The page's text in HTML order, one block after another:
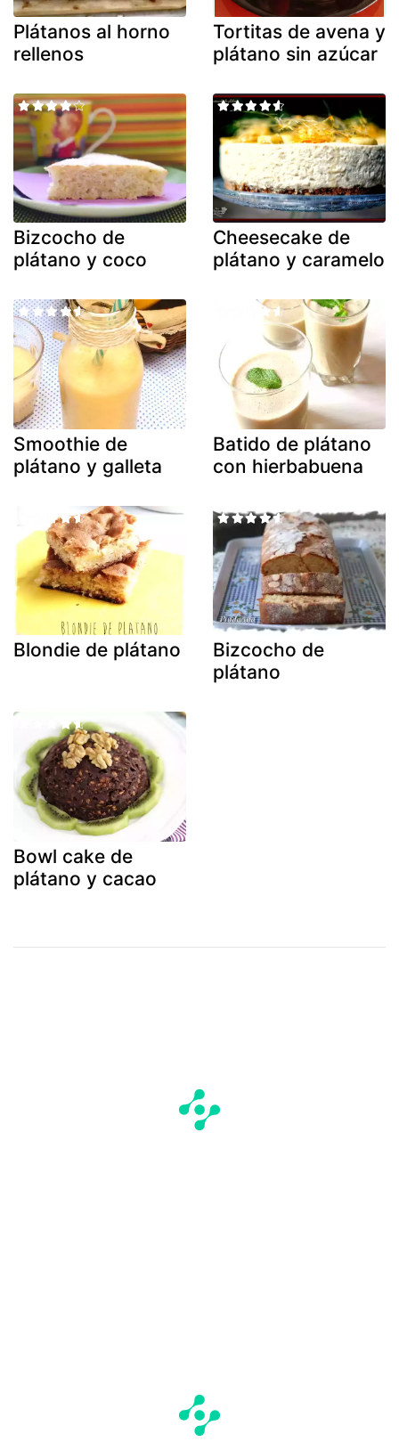
Plátanos al horno
rellenos
Tortitas de avena y
plátano sin azúcar
Bizcocho de
plátano y coco
Cheesecake de
plátano y caramelo
Smoothie de
plátano y galleta
Batido de plátano
con hierbabuena
Blondie de plátano
Bizcocho de
plátano
Bowl cake de
plátano y cacao